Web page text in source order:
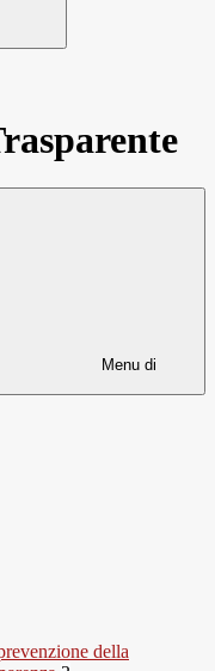
Menu di
della